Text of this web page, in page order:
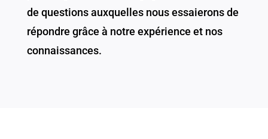
de questions auxquelles nous essaierons de
répondre grâce à notre expérience et nos
connaissances.